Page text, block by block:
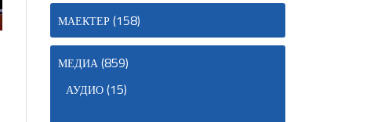
МАЕКТЕР(158)
МЕДИА(859)
АУДИО(15)